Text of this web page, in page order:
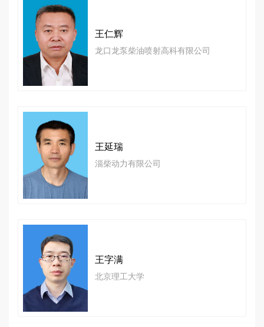
王仁辉
龙口龙泵柴油喷射高科有限公司
王延瑞
淄柴动力有限公司
王字满
北京理工大学